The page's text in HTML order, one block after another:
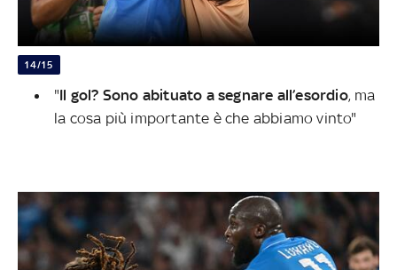
14/15
"Il gol? Sono abituato a segnare all’esordio, ma
la cosa più importante è che abbiamo vinto"